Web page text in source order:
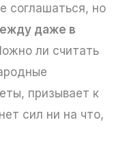
соглашаться, но
даже в
ли считать
призывает к
сил ни на что,